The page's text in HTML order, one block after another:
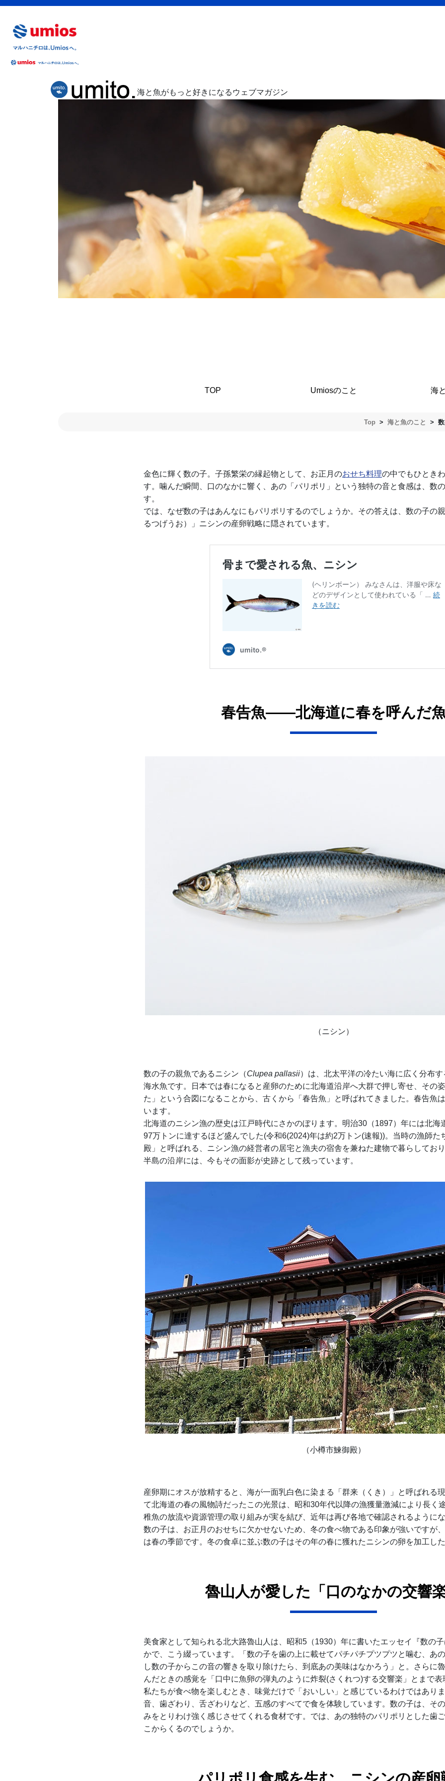
海と魚がもっと好きになるウェブマガジン
TOP Umiosのこと 海
Top > 海と魚のこと >
金色に輝く数の子。子孫繁栄の縁起物として、お正月のおせち料理の中でもひとき
す。噛んだ瞬間、口のなかに響く、あの「パリポリ」という独特の音と食感は、数
す。
では、なぜ数の子はあんなにもパリポリするのでしょうか。その答えは、数の子の
るつげうお）」ニシンの産卵戦略に隠されています。
春告魚——北海道に春を呼んだ
（ニシン）
数の子の親魚であるニシン（Clupea pallasii）は、北太平洋の冷たい海に広く分布
海水魚です。日本では春になると産卵のために北海道沿岸へ大群で押し寄せ、その
た」という合図になることから、古くから「春告魚」と呼ばれてきました。春告魚
います。
北海道のニシン漁の歴史は江戸時代にさかのぼります。明治30（1897）年には北海
97万トンに達するほど盛んでした(令和6(2024)年は約2万トン(速報))。当時の漁師た
殿」と呼ばれる、ニシン漁の経営者の居宅と漁夫の宿舎を兼ねた建物で暮らしてお
半島の沿岸には、今もその面影が史跡として残っています。
（小樽市鰊御殿）
産卵期にオスが放精すると、海が一面乳白色に染まる「群来（くき）」と呼ばれる
て北海道の春の風物詩だったこの光景は、昭和30年代以降の漁獲量激減により長く
稚魚の放流や資源管理の取り組みが実を結び、近年は再び各地で確認されるように
数の子は、お正月のおせちに欠かせないため、冬の食べ物である印象が強いですが
は春の季節です。冬の食卓に並ぶ数の子はその年の春に獲れたニシンの卵を加工し
魯山人が愛した「口のなかの交響
美食家として知られる北大路魯山人は、昭和5（1930）年に書いたエッセイ『数の
かで、こう綴っています。「数の子を歯の上に載せてパチパチプツプツと噛む、あ
し数の子からこの音の響きを取り除けたら、到底あの美味はなかろう」と。さらに
んだときの感覚を「口中に魚卵の弾丸のように炸裂(さくれつ)する交響楽」とまで
私たちが食べ物を楽しむとき、味覚だけで「おいしい」と感じているわけではあり
音、歯ざわり、舌ざわりなど、五感のすべてで食を体験しています。数の子は、そ
みをとりわけ強く感じさせてくれる食材です。では、あの独特のパリポリとした歯
こからくるのでしょうか。